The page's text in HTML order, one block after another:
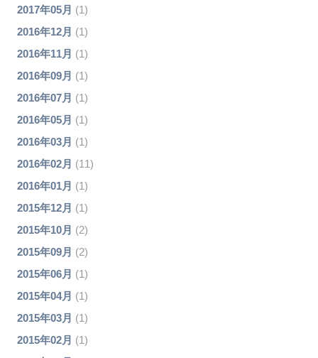
2017年05月 (1)
2016年12月 (1)
2016年11月 (1)
2016年09月 (1)
2016年07月 (1)
2016年05月 (1)
2016年03月 (1)
2016年02月 (11)
2016年01月 (1)
2015年12月 (1)
2015年10月 (2)
2015年09月 (2)
2015年06月 (1)
2015年04月 (1)
2015年03月 (1)
2015年02月 (1)